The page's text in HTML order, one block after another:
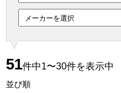
51件中1〜30件を表示中
並び順